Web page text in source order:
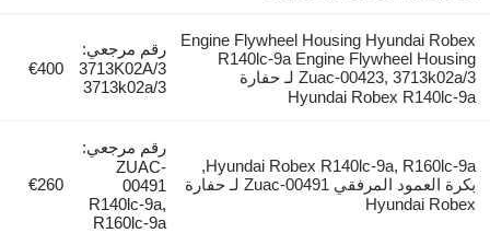
Engine Flywheel Housing Hyundai Robex
R140lc-9a Engine Flywheel Housing
Zuac-00423, 3713k02a/3 لـ حفارة
Hyundai Robex R140lc-9a
رقم مرجعي:
3713K02A/3
3713k02a/3
€400
Hyundai Robex R140lc-9a, R160lc-9a,
بكرة العمود المرفقي Zuac-00491 لـ حفارة
Hyundai Robex
رقم مرجعي:
ZUAC-
00491
R140lc-9a,
R160lc-9a
€260